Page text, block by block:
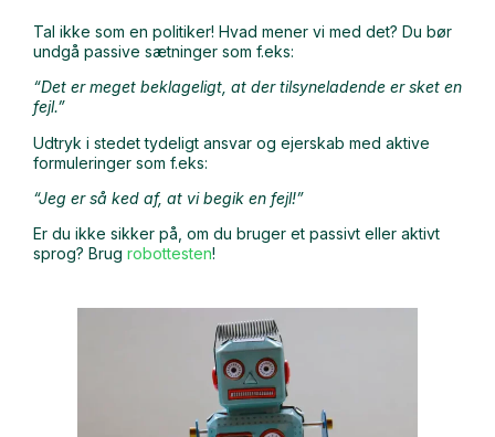
Tal ikke som en politiker! Hvad mener vi med det? Du bør
undgå passive sætninger som f.eks:
“Det er meget beklageligt, at der tilsyneladende er sket en
fejl.”
Udtryk i stedet tydeligt ansvar og ejerskab med aktive
formuleringer som f.eks:
“Jeg er så ked af, at vi begik en fejl!”
Er du ikke sikker på, om du bruger et passivt eller aktivt
sprog? Brug robottesten!